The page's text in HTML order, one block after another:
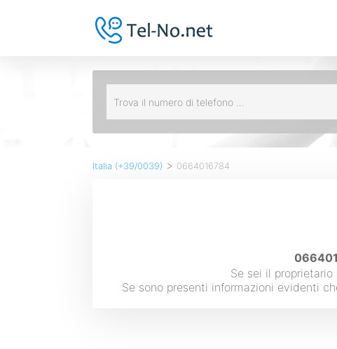
Italia (+39/0039) > 0664016784
Se sei il
Se sono presenti informazioni evidenti